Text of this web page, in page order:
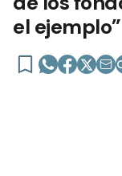
el ejemplo”